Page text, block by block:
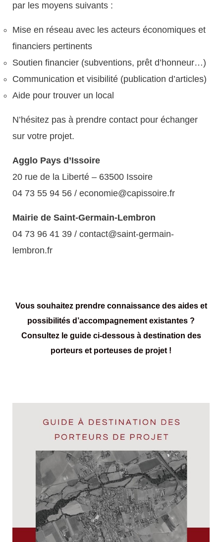
par les moyens suivants :
Mise en réseau avec les acteurs économiques et
financiers pertinents
Soutien financier (subventions, prêt d’honneur…)
Communication et visibilité (publication d’articles)
Aide pour trouver un local
N’hésitez pas à prendre contact pour échanger
sur votre projet.
Agglo Pays d’Issoire
20 rue de la Liberté – 63500 Issoire
04 73 55 94 56 / economie@capissoire.fr
Mairie de Saint-Germain-Lembron
04 73 96 41 39 / contact@saint-germain-
lembron.fr
Vous souhaitez prendre connaissance des aides et
possibilités d’accompagnement existantes ?
Consultez le guide ci-dessous à destination des
porteurs et porteuses de projet !